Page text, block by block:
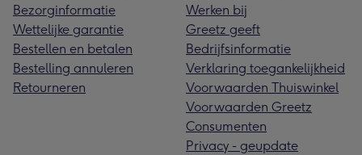
Bezorginformatie
Wettelijke garantie
Bestellen en betalen
Bestelling annuleren
Retourneren
Werken bij
Greetz geeft
Bedrijfsinformatie
Verklaring toegankelijkheid
Voorwaarden Thuiswinkel
Voorwaarden Greetz
Consumenten
Privacy - geupdate